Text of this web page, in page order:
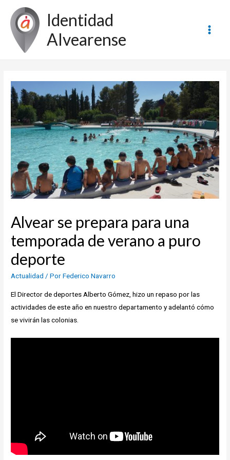
contenido
Identidad
Alvearense
Alvear se prepara para una
temporada de verano a puro
deporte
Actualidad / PorFederico Navarro
El Director de deportes Alberto Gómez, hizo un repaso por las
actividades de este año en nuestro departamento y adelantó cómo
se vivirán las colonias.